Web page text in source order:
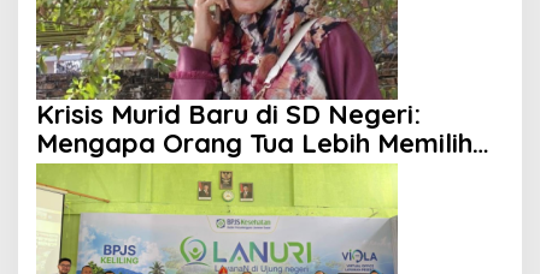
Krisis Murid Baru di SD Negeri:
Mengapa Orang Tua Lebih Memilih
Sekolah Swasta?